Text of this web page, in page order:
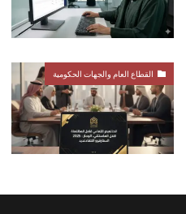
القطاع العام والجهات الحكومية